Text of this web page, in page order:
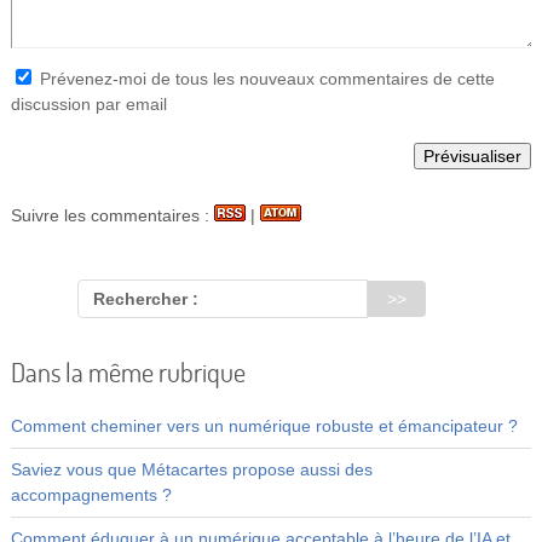
Prévenez-moi de tous les nouveaux commentaires de cette
discussion par email
Suivre les commentaires : |
Rechercher :
Dans la même rubrique
Comment cheminer vers un numérique robuste et émancipateur ?
Saviez vous que Métacartes propose aussi des
accompagnements ?